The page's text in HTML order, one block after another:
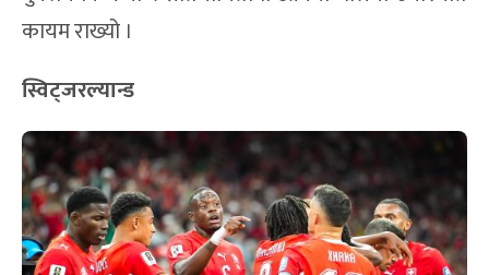
कायम राख्यो ।
स्विट्जरल्यान्ड